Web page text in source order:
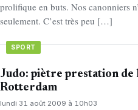
prolifique en buts. Nos canonniers
seulement. C’est très peu […]
SPORT
Judo: piètre prestation de
Rotterdam
lundi 31 août 2009 à 10h03